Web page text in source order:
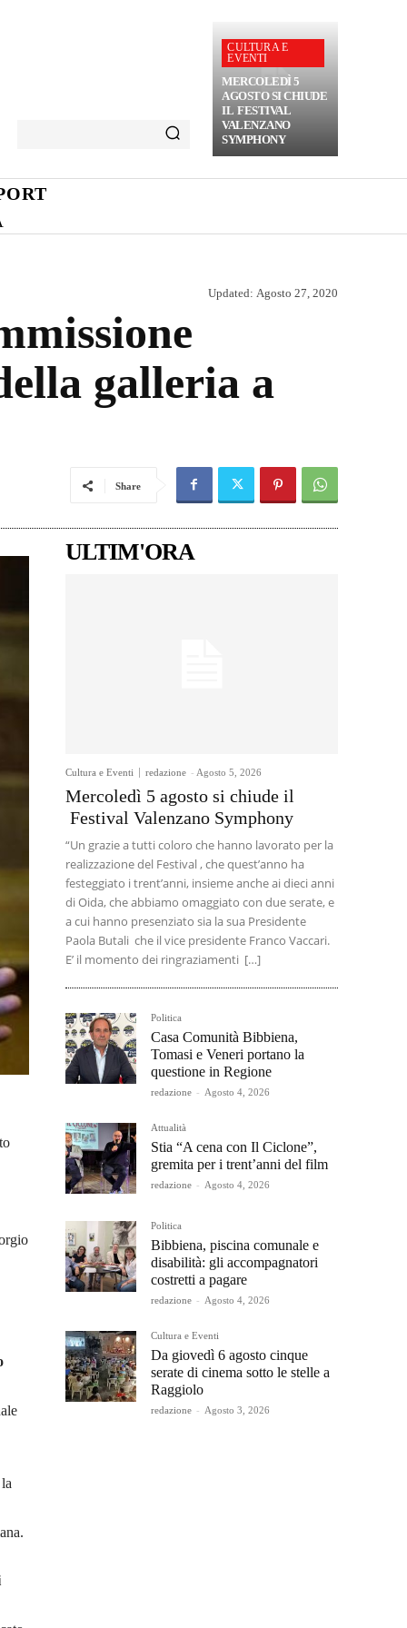
CULTURA E
EVENTI
MERCOLEDÌ 5
AGOSTO SI CHIUDE
IL FESTIVAL
VALENZANO
SYMPHONY
Updated: Agosto 27, 2020
galleria a
Share
ULTIM'ORA
Cultura e Eventi redazione - Agosto 5, 2026
Mercoledì 5 agosto si chiude il
Festival Valenzano Symphony
“Un grazie a tutti coloro che hanno lavorato per la
realizzazione del Festival , che quest’anno ha
festeggiato i trent’anni, insieme anche ai dieci anni
di Oida, che abbiamo omaggiato con due serate, e
a cui hanno presenziato sia la sua Presidente
Paola Butali che il vice presidente Franco Vaccari.
E’ il momento dei ringraziamenti […]
Politica
Casa Comunità Bibbiena,
Tomasi e Veneri portano la
questione in Regione
redazione - Agosto 4, 2026
Attualità
Stia “A cena con Il Ciclone”,
gremita per i trent’anni del film
redazione - Agosto 4, 2026
Politica
Bibbiena, piscina comunale e
disabilità: gli accompagnatori
costretti a pagare
redazione - Agosto 4, 2026
Cultura e Eventi
Da giovedì 6 agosto cinque
serate di cinema sotto le stelle a
Raggiolo
redazione - Agosto 3, 2026